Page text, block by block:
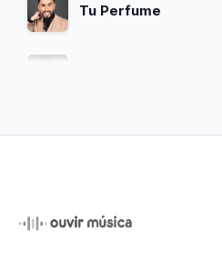
Tu Perfume
Y Que Paso